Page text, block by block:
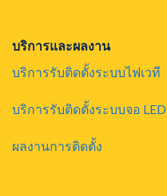
บริการและผลงาน
บริการรับติดตั้งระบบไฟเวที
บริการรับติดตั้งระบบจอ LED
ผลงานการติดตั้ง